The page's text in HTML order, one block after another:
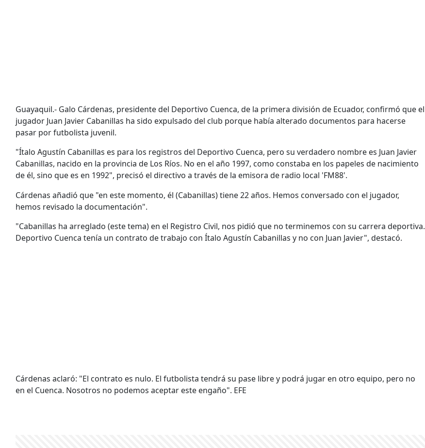
Guayaquil.- Galo Cárdenas, presidente del Deportivo Cuenca, de la primera división de Ecuador, confirmó que el
jugador Juan Javier Cabanillas ha sido expulsado del club porque había alterado documentos para hacerse
pasar por futbolista juvenil.
"Ítalo Agustín Cabanillas es para los registros del Deportivo Cuenca, pero su verdadero nombre es Juan Javier
Cabanillas, nacido en la provincia de Los Ríos. No en el año 1997, como constaba en los papeles de nacimiento
de él, sino que es en 1992", precisó el directivo a través de la emisora de radio local 'FM88'.
Cárdenas añadió que "en este momento, él (Cabanillas) tiene 22 años. Hemos conversado con el jugador,
hemos revisado la documentación".
"Cabanillas ha arreglado (este tema) en el Registro Civil, nos pidió que no terminemos con su carrera deportiva.
Deportivo Cuenca tenía un contrato de trabajo con Ítalo Agustín Cabanillas y no con Juan Javier", destacó.
Cárdenas aclaró: "El contrato es nulo. El futbolista tendrá su pase libre y podrá jugar en otro equipo, pero no
en el Cuenca. Nosotros no podemos aceptar este engaño". EFE